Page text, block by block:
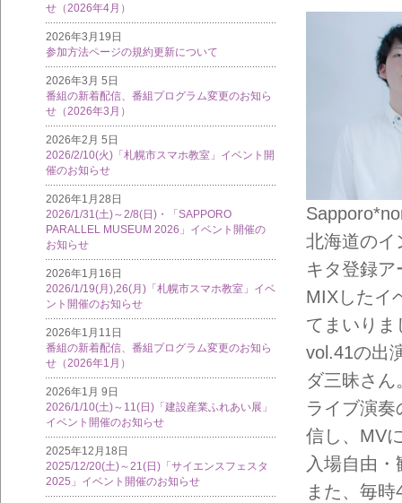
せ（2026年4月）
2026年3月19日
参加方法ページの規約更新について
2026年3月 5日
番組の新着配信、番組プログラム変更のお知ら
せ（2026年3月）
2026年2月 5日
2026/2/10(火)「札幌市スマホ教室」イベント開
催のお知らせ
2026年1月28日
2026/1/31(土)～2/8(日)・「SAPPORO
PARALLEL MUSEUM 2026」イベント開催の
お知らせ
2026年1月16日
2026/1/19(月),26(月)「札幌市スマホ教室」イベ
ント開催のお知らせ
2026年1月11日
番組の新着配信、番組プログラム変更のお知ら
せ（2026年1月）
2026年1月 9日
2026/1/10(土)～11(日)「建設産業ふれあい展」
イベント開催のお知らせ
2025年12月18日
2025/12/20(土)～21(日)「サイエンスフェスタ
2025」イベント開催のお知らせ
北海道のイ
キタ登録
MIXしたイ
てまいりま
vol.41の出
ダ三昧さん
ライブ演
信し、MV
入場自由
また、毎